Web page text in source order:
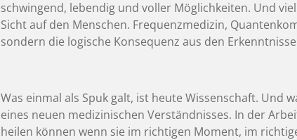
schwingend, lebendig und voller Möglichkeiten. Und
Sicht auf den Menschen. Frequenzmedizin,
sondern die logische Konsequenz aus den
Was einmal als Spuk galt, ist heute Wissenschaft. Und
eines neuen medizinischen Verständnisses. In der
heilen können wenn sie im richtigen Moment, im